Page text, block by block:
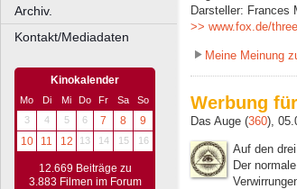
Archiv.
Kontakt/Mediadaten
Kinokalender
Mo Di Mi Do Fr Sa
So
3
4 5 6 7 8
9
10
11 12 13 14 15 16
12.669 Beiträge zu
3.883 Filmen im Forum
Darsteller: Frances
>> www.fox.de/
Meine Meinung
Werbung
Das Auge (360),
Auf den
Der